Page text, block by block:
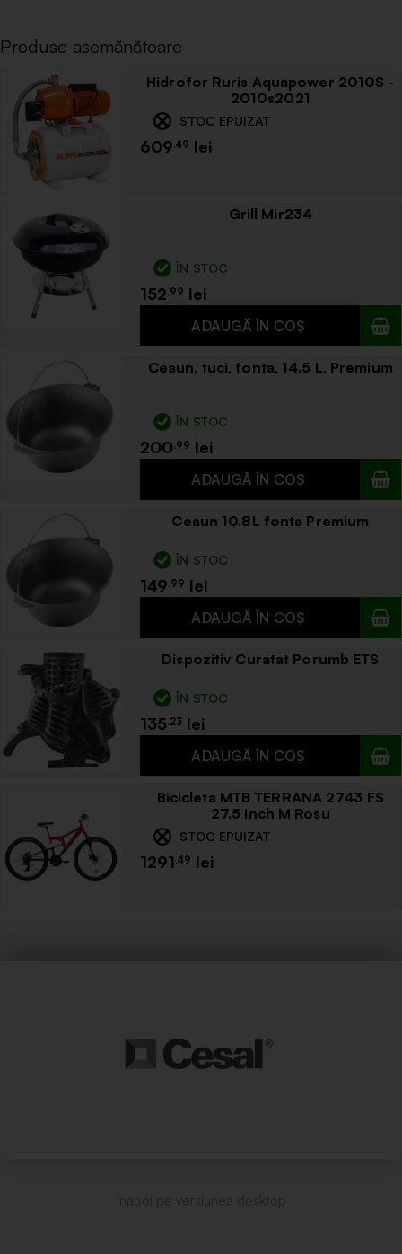
Produse asemănătoare
Hidrofor Ruris Aquapower 2010S -
2010s2021
STOC EPUIZAT
609.49
Grill Mir234
ÎN STOC
152.99
Ceaun, tuci, fonta, 14.5 L, Premium
ÎN STOC
200.99
Ceaun 10.8L fonta Premium
ÎN STOC
149.99
Dispozitiv Curatat Porumb ETS
ÎN STOC
135.23
Bicicleta MTB TERRANA 2743 FS
27.5 inch M Rosu
STOC EPUIZAT
1291.49